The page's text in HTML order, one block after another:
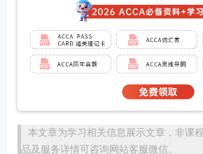
本文章为学习相关信息展示文章，非课
品及服务详情可咨询网站客服微信。